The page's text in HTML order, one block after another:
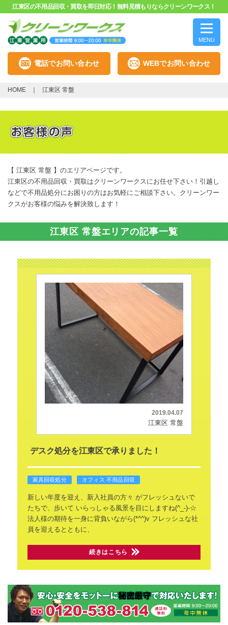
江東区の不用品回収・買取を即日対応！無料見積もりならクリーンワークス！
MENU
電話でお問い合わせ WEBでお問い合わせ
HOME 江東区 常盤
【 江東区 常盤 】のエリアページです。
江東区の不用品回収・買取はクリーンワークスにお任せ下さい！引越し
などで不用品処分にお困りの方はお気軽にご相談下さい。クリーンワー
クスがお客様の悩みを解決致します！
江東区 常盤エリアの記事一覧
2019.04.07
江東区 常盤
デスク処分を江東区で承りました！
家具回収処分 オフィス 不用品回収
新しい年度を迎え、新入社員の方々 がフレッシュないで
たちで、歩いて いらっしゃる風景を目にしますね(^_-)-☆
法人様の期待を一身に背負いながら(*^^)v フレッシュな社
員を迎えるとともに、
続きはこちら